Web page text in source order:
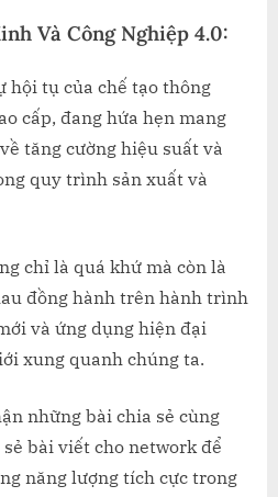
Và Công Nghiệp 4.0:
hội tụ của chế tạo thông
cấp, đang hứa hẹn mang
tăng cường hiệu suất và
quy trình sản xuất và
chỉ là quá khứ mà còn là
đồng hành trên hành trình
và ứng dụng hiện đại
xung quanh chúng ta.
những bài chia sẻ cùng
bài viết cho network để
năng lượng tích cực trong